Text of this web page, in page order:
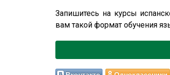
Запишитесь на курсы
вам такой формат обучения